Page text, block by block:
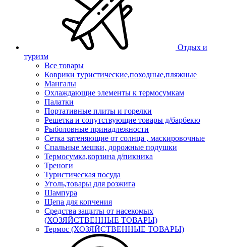
Отдых и
туризм
Все товары
Коврики туристические,походные,пляжные
Мангалы
Охлаждающие элементы к термосумкам
Палатки
Портативные плиты и горелки
Решетка и сопутствующие товары д/барбекю
Рыболовные принадлежности
Сетка затеняющие от солнца , маскировочные
Спальные мешки, дорожные подушки
Термосумка,корзина д/пикника
Треноги
Туристическая посуда
Уголь,товары для розжига
Шампура
Щепа для копчения
Средства защиты от насекомых
(ХОЗЯЙСТВЕННЫЕ ТОВАРЫ)
Термос (ХОЗЯЙСТВЕННЫЕ ТОВАРЫ)